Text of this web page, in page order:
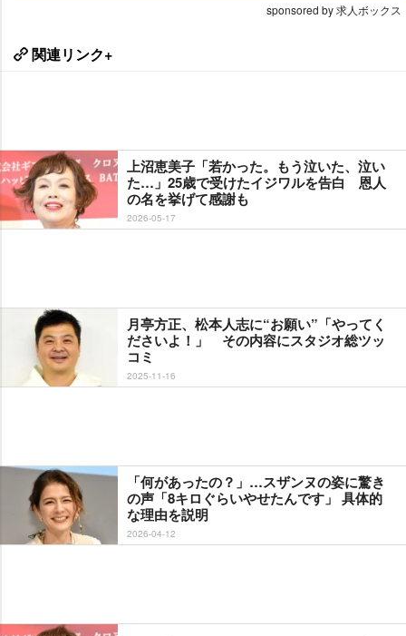
sponsored by 求人ボックス
関連リンク+
上沼恵美子「若かった。もう泣いた、泣い
た…」25歳で受けたイジワルを告白 恩人
の名を挙げて感謝も
2026-05-17
月亭方正、松本人志に“お願い”「やってく
ださいよ！」 その内容にスタジオ総ツッ
コミ
2025-11-16
「何があったの？」…スザンヌの姿に驚き
の声「8キロぐらいやせたんです」 具体的
な理由を説明
2026-04-12